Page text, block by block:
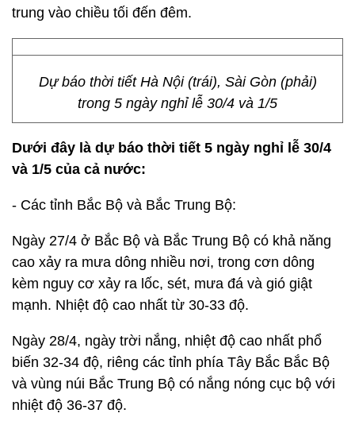
trung vào chiều tối đến đêm.
Dự báo thời tiết Hà Nội (trái), Sài Gòn (phải)
trong 5 ngày nghỉ lễ 30/4 và 1/5
Dưới đây là dự báo thời tiết 5 ngày nghỉ lễ 30/4
và 1/5 của cả nước:
- Các tỉnh Bắc Bộ và Bắc Trung Bộ:
Ngày 27/4 ở Bắc Bộ và Bắc Trung Bộ có khả năng
cao xảy ra mưa dông nhiều nơi, trong cơn dông
kèm nguy cơ xảy ra lốc, sét, mưa đá và gió giật
mạnh. Nhiệt độ cao nhất từ 30-33 độ.
Ngày 28/4, ngày trời nắng, nhiệt độ cao nhất phổ
biến 32-34 độ, riêng các tỉnh phía Tây Bắc Bắc Bộ
và vùng núi Bắc Trung Bộ có nắng nóng cục bộ với
nhiệt độ 36-37 độ.